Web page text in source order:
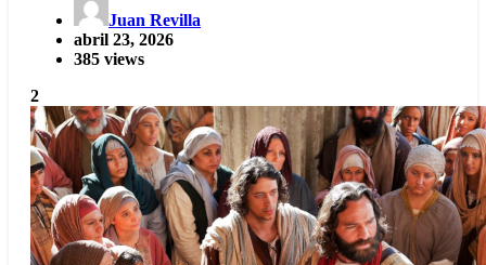
Juan Revilla
abril 23, 2026
385 views
2